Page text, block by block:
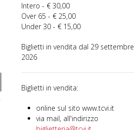
Intero - € 30,00
Over 65 - € 25,00
Under 30 - € 15,00
Biglietti in vendita dal 29 settembre
2026
Biglietti in vendita:
online sul sito www.tcvi.it
via mail, all'indirizzo